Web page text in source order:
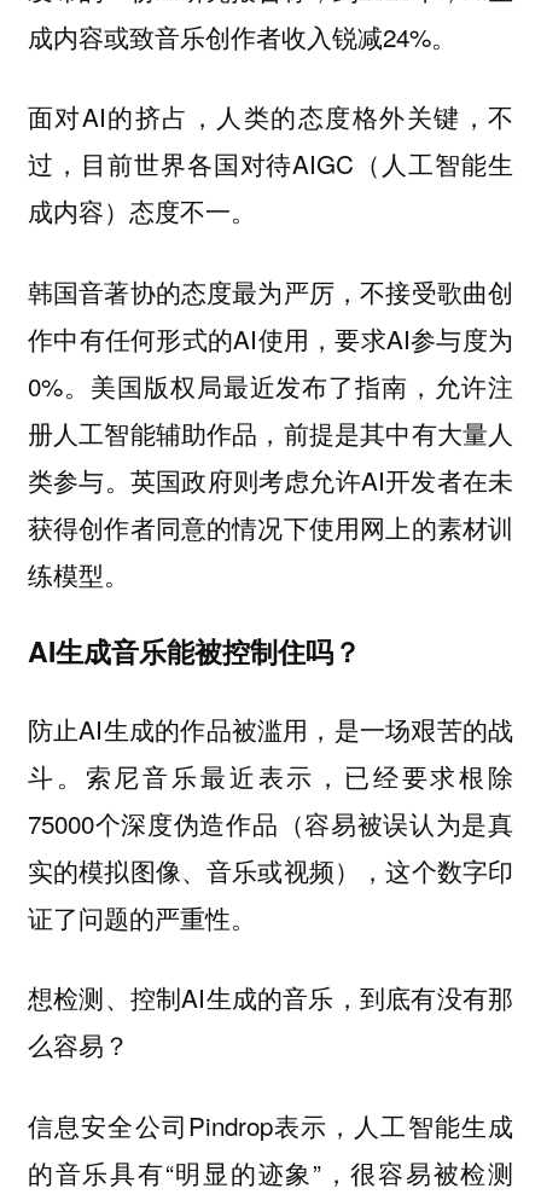
成内容或致音乐创作者收入锐减24%。
面对AI的挤占，人类的态度格外关键，不
过，目前世界各国对待AIGC（人工智能生
成内容）态度不一。
韩国音著协的态度最为严厉，不接受歌曲创
作中有任何形式的AI使用，要求AI参与度为
0%。美国版权局最近发布了指南，允许注
册人工智能辅助作品，前提是其中有大量人
类参与。英国政府则考虑允许AI开发者在未
获得创作者同意的情况下使用网上的素材训
练模型。
AI生成音乐能被控制住吗？
防止AI生成的作品被滥用，是一场艰苦的战
斗。索尼音乐最近表示，已经要求根除
75000个深度伪造作品（容易被误认为是真
实的模拟图像、音乐或视频），这个数字印
证了问题的严重性。
想检测、控制AI生成的音乐，到底有没有那
么容易？
信息安全公司Pindrop表示，人工智能生成
的音乐具有“明显的迹象”，很容易被检测